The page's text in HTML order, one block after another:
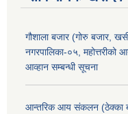
गौशाला बजार (गोरु बजार,
नगरपालिका-०५,
आव्हान सम्बन्धी सूचना
आन्तरिक आय संकलन (ठेक्का